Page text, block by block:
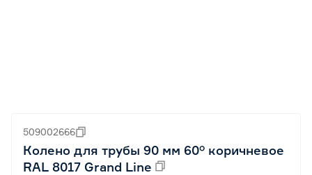
509002666
Колено для трубы 90 мм 60° коричневое
RAL 8017 Grand Line